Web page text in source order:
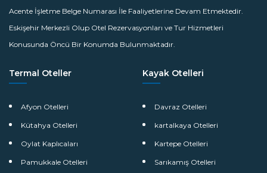
Acente İşletme Belge Numarası İle Faaliyetlerine Devam Etmektedir.
Eskişehir Merkezli Olup Otel Rezervasyonları ve Tur Hizmetleri
Konusunda Öncü Bir Konumda Bulunmaktadır.
Termal Oteller
Afyon Otelleri
Kütahya Otelleri
Oylat Kaplıcaları
Pamukkale Otelleri
Kayak Otelleri
Davraz Otelleri
kartalkaya Otelleri
Kartepe Otelleri
Sarıkamış Otelleri